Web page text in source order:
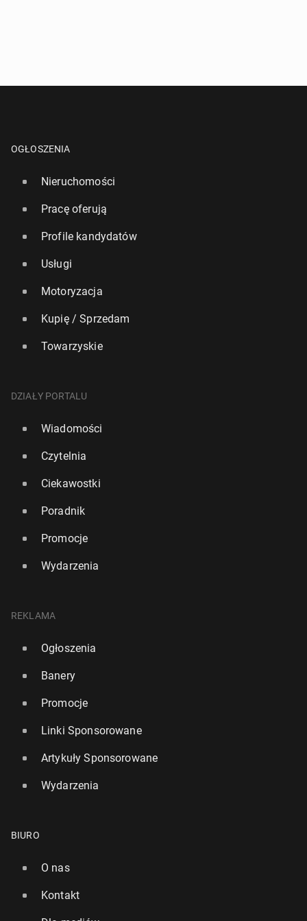
OGŁOSZENIA
Nieruchomości
Pracę oferują
Profile kandydatów
Usługi
Motoryzacja
Kupię / Sprzedam
Towarzyskie
DZIAŁY PORTALU
Wiadomości
Czytelnia
Ciekawostki
Poradnik
Promocje
Wydarzenia
REKLAMA
Ogłoszenia
Banery
Promocje
Linki Sponsorowane
Artykuły Sponsorowane
Wydarzenia
BIURO
O nas
Kontakt